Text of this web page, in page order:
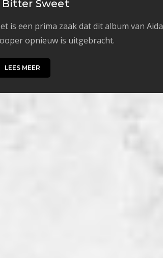
Bitter Sweet
is een prima zaak dat dit album van Aida
opnieuw is uitgebracht.
LEES MEER